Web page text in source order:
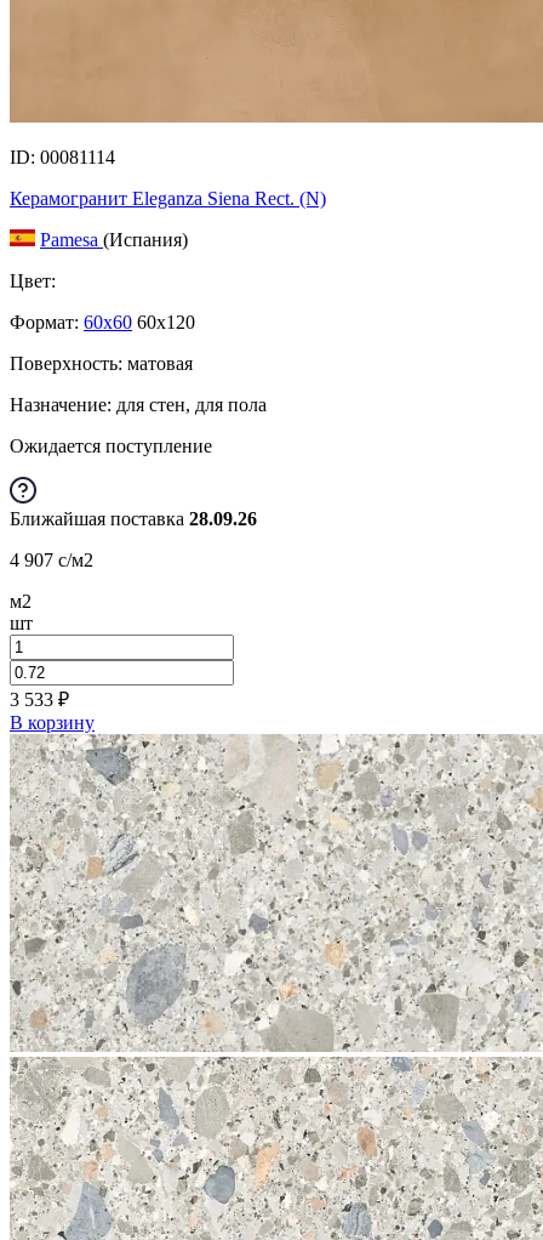
ID: 00081114
Керамогранит Eleganza Siena Rect. (N)
Pamesa (Испания)
Цвет:
Формат: 60x60 60x120
Поверхность: матовая
Назначение: для стен, для пола
Ожидается поступление
Ближайшая поставка 28.09.26
4 907 c/м2
м2
шт
3 533 ₽
В корзину